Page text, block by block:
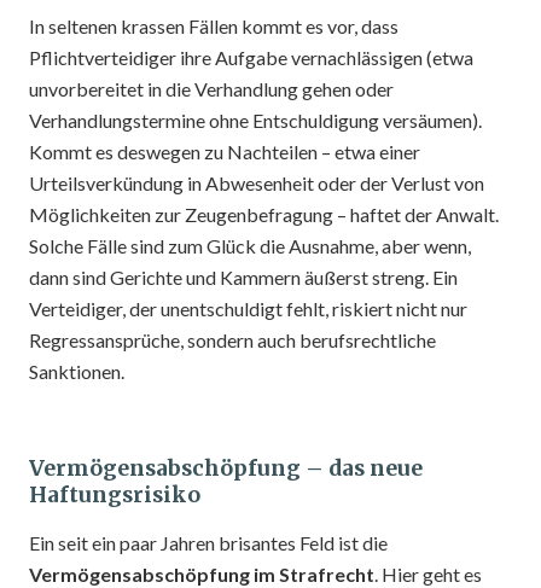
In seltenen krassen Fällen kommt es vor, dass
Pflichtverteidiger ihre Aufgabe vernachlässigen (etwa
unvorbereitet in die Verhandlung gehen oder
Verhandlungstermine ohne Entschuldigung versäumen).
Kommt es deswegen zu Nachteilen – etwa einer
Urteilsverkündung in Abwesenheit oder der Verlust von
Möglichkeiten zur Zeugenbefragung – haftet der Anwalt.
Solche Fälle sind zum Glück die Ausnahme, aber wenn,
dann sind Gerichte und Kammern äußerst streng. Ein
Verteidiger, der unentschuldigt fehlt, riskiert nicht nur
Regressansprüche, sondern auch berufsrechtliche
Sanktionen.
Vermögensabschöpfung – das neue
Haftungsrisiko
Ein seit ein paar Jahren brisantes Feld ist die
Vermögensabschöpfung im Strafrecht. Hier geht es